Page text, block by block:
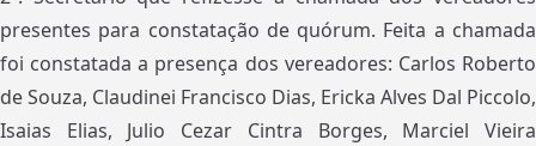
presentes para constatação de quórum. Feita a chamada
foi constatada a presença dos vereadores: Carlos Roberto
de Souza, Claudinei Francisco Dias, Ericka Alves Dal Piccolo,
Isaias Elias, Julio Cezar Cintra Borges, Marciel Vieira